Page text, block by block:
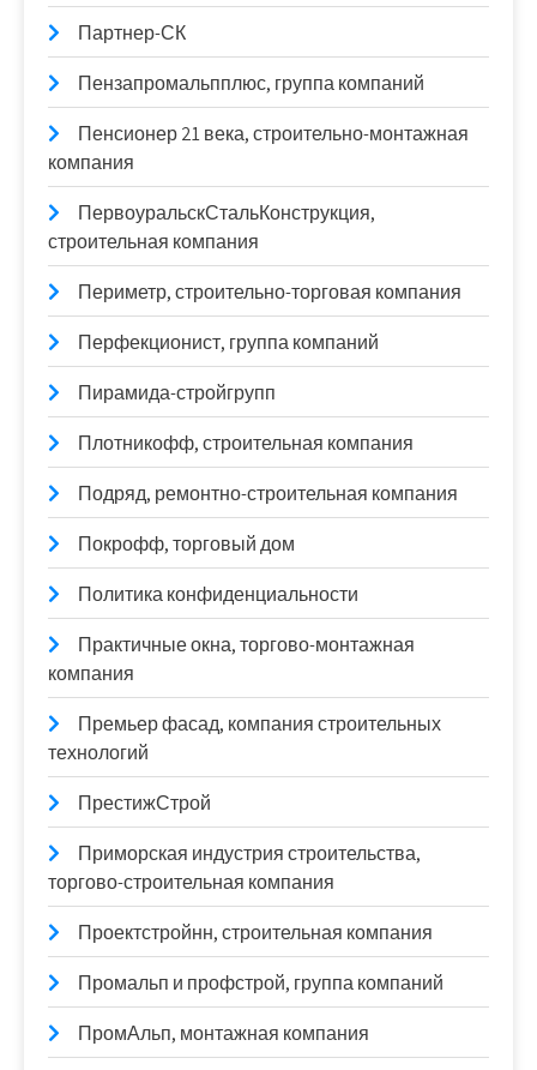
Партнер-СК
Пензапромальпплюс, группа компаний
Пенсионер 21 века, строительно-монтажная
компания
ПервоуральскСтальКонструкция,
строительная компания
Периметр, строительно-торговая компания
Перфекционист, группа компаний
Пирамида-стройгрупп
Плотникофф, строительная компания
Подряд, ремонтно-строительная компания
Покрофф, торговый дом
Политика конфиденциальности
Практичные окна, торгово-монтажная
компания
Премьер фасад, компания строительных
технологий
ПрестижСтрой
Приморская индустрия строительства,
торгово-строительная компания
Проектстройнн, строительная компания
Промальп и профстрой, группа компаний
ПромАльп, монтажная компания